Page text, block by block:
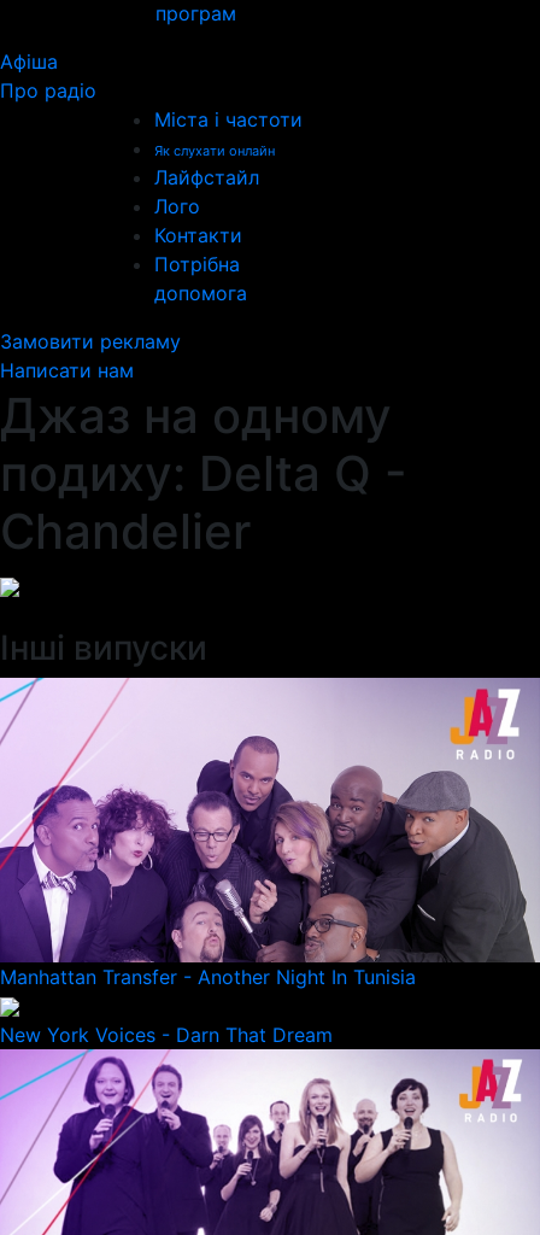
програм
Афіша
Про радіо
Міста і частоти
Як слухати онлайн
Лайфстайл
Лого
Контакти
Потрібна
допомога
Замовити рекламу
Написати нам
Джаз на одному
подиху: Delta Q -
Chandelier
Інші випуски
Manhattan Transfer - Another Night In Tunisia
New York Voices - Darn That Dream